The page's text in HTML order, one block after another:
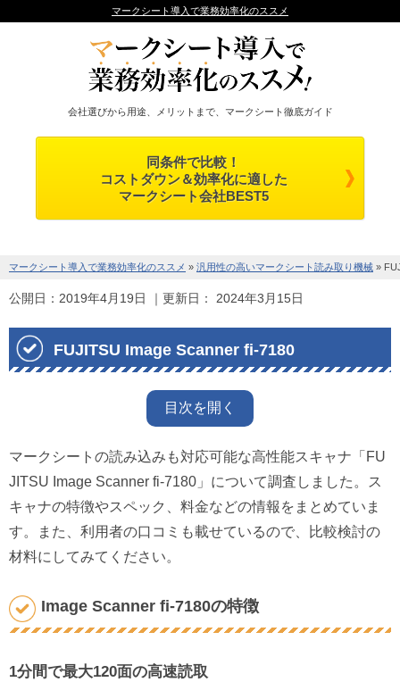
マークシート導入で業務効率化のススメ
会社選びから用途、メリットまで、マークシート徹底ガイド
同条件で比較！
コストダウン＆効率化に適した
マークシート会社BEST5
マークシート導入で業務効率化のススメ » 汎用性の高いマークシート読み取り機械 »
公開日： 2019年4月19日 ｜更新日： 2024年3月15日
FUJITSU Image Scanner fi-7180
目次を開く
マークシートの読み込みも対応可能な高性能スキャナ「FU
JITSU Image Scanner fi-7180」について調査しました。ス
キャナの特徴やスペック、料金などの情報をまとめていま
す。また、利用者の口コミも載せているので、比較検討の
材料にしてみてください。
Image Scanner fi-7180の特徴
1分間で最大120面の高速読取